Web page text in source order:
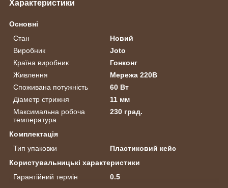
Характеристики
Основні
Стан
Новий
Виробник
Joto
Країна виробник
Гонконг
Живлення
Мережа 220В
Споживана потужність
60 Вт
Діаметр стрижня
11 мм
Максимальна робоча
температура
230 град.
Комплектація
Тип упаковки
Пластиковий кейс
Користувальницькі характеристики
Гарантійний термін
0.5